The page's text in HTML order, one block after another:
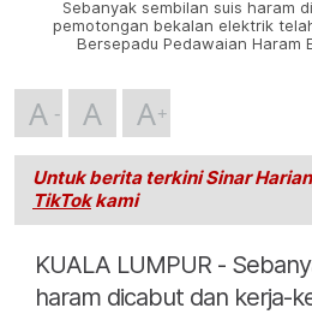
Sebanyak sembilan suis haram
pemotongan bekalan elektrik
Bersepadu Pedawaian Haram
A A A
Untuk berita terkini Sinar
TikTokkami
KUALA LUMPUR -
haram dicabut dan kerja-